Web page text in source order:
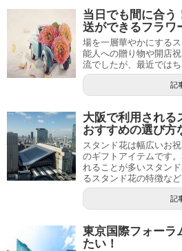
当日でも間に合う
送ができるフラワ
場を一層華やかにする
能人への贈り物や開店
流でしたが、最近ではち
記
大阪で利用される
おすすめの選び方
スタンド花は幅広いお
のギフトアイテムです
れることが多いスタン
るスタンド花の特徴な
記
東京国際フォーラ
たい！